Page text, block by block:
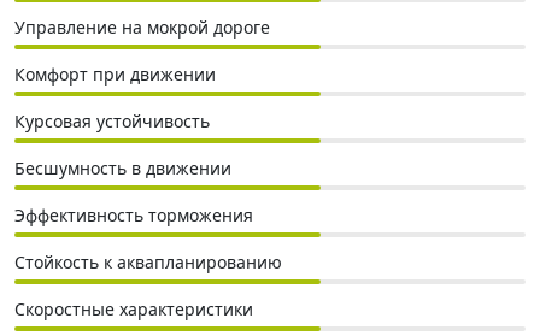
Управление на мокрой дороге
Комфорт при движении
Курсовая устойчивость
Бесшумность в движении
Эффективность торможения
Стойкость к аквапланированию
Скоростные характеристики